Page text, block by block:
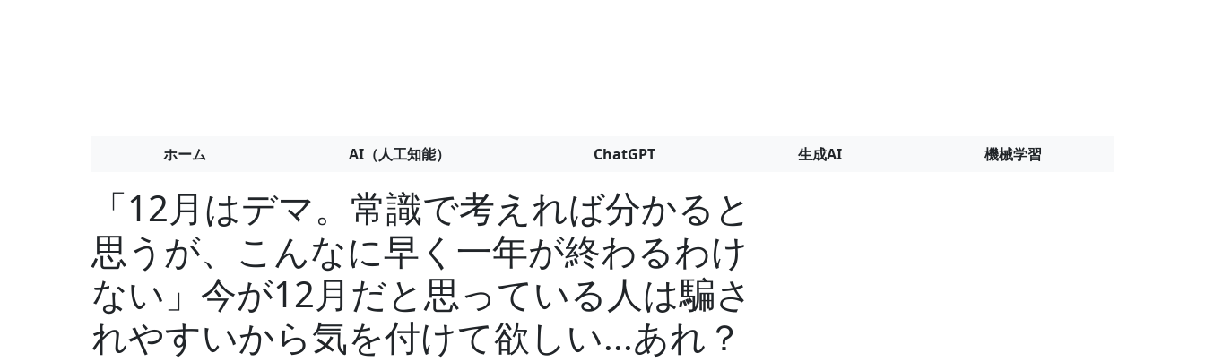
ホーム AI（人工知能） ChatGPT 生成AI 機械学習
「12月はデマ。常識で考えれば分かると
思うが、こんなに早く一年が終わるわけ
ない」今が12月だと思っている人は騙さ
れやすいから気を付けて欲しい...あれ？